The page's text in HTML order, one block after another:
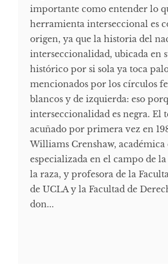
importante como entender lo
herramienta interseccional es
origen, ya que la historia del
interseccionalidad, ubicada en
histórico por si sola ya toca
mencionados por los círculos
blancos y de izquierda: eso
interseccionalidad es negra. El
acuñado por primera vez en
Williams Crenshaw, académica
especializada en el campo de
la raza, y profesora de la
de UCLA y la Facultad de
don...